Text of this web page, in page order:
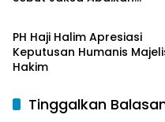
Hukum & Kriminal
PH Haji Halim Apresiasi
Keputusan Humanis
Hakim
Tinggalkan